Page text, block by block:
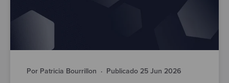
Por Patricia Bourrillon · Publicado 25 Jun 2026